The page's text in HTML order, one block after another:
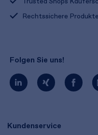
Kundenservice
Rechtssichere Produkte
Folgen Sie uns!